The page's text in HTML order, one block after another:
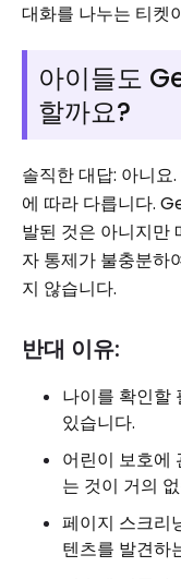
대화를 나누는 티켓
아이들도
할까요?
솔직한 대답: 아니
에 따라 다릅니다.
발된 것은 아니지만
자 통제가 불충분하
지 않습니다.
반대 이유:
나이를 확인할
있습니다.
어린이 보호에
는 것이 거의
페이지 스크리
텐츠를 발견하